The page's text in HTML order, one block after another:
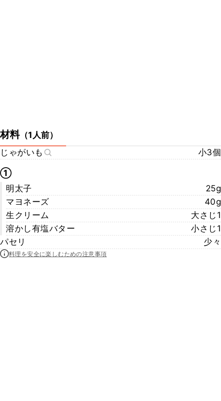
材料（1人前）
じゃがいも
小3個
①
明太子
25g
マヨネーズ
40g
生クリーム
大さじ1
溶かし有塩バター
小さじ1
パセリ
少々
料理を安全に楽しむための注意事項